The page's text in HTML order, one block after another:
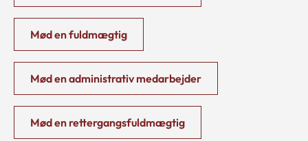
Mød en fuldmægtig
Mød en administrativ medarbejder
Mød en rettergangsfuldmægtig